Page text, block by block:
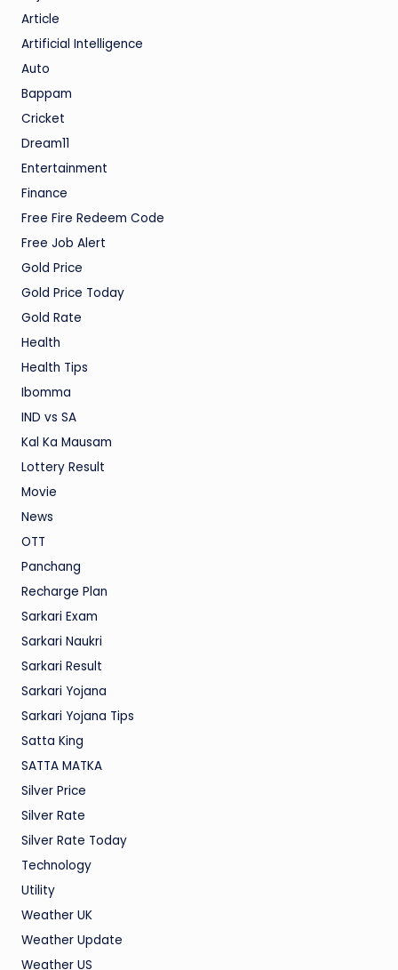
Article
Artificial Intelligence
Auto
Bappam
Cricket
Dream11
Entertainment
Finance
Free Fire Redeem Code
Free Job Alert
Gold Price
Gold Price Today
Gold Rate
Health
Health Tips
Ibomma
IND vs SA
Kal Ka Mausam
Lottery Result
Movie
News
OTT
Panchang
Recharge Plan
Sarkari Exam
Sarkari Naukri
Sarkari Result
Sarkari Yojana
Sarkari Yojana Tips
Satta King
SATTA MATKA
Silver Price
Silver Rate
Silver Rate Today
Technology
Utility
Weather UK
Weather Update
Weather US